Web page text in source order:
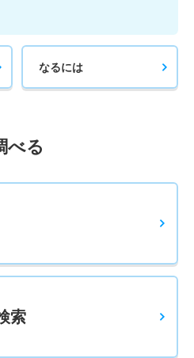
なるには
べる
索